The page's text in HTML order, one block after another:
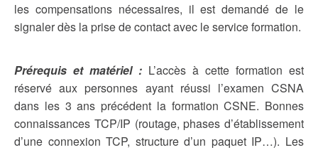
les compensations nécessaires, il est demandé de le
signaler dès la prise de contact avec le service formation.
Prérequis et matériel : L’accès à cette formation est
réservé aux personnes ayant réussi l’examen CSNA
dans les 3 ans précédent la formation CSNE. Bonnes
connaissances TCP/IP (routage, phases d’établissement
d’une connexion TCP, structure d’un paquet IP…). Les